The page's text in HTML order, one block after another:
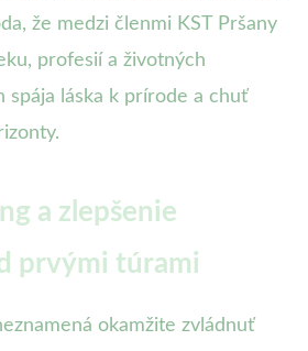
že medzi členmi KST Pršany
profesií a životných
spája láska k prírode a chuť
a zlepšenie
prvými túrami
okamžite zvládnuť